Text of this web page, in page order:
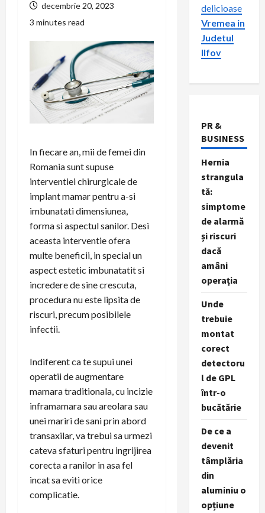
decembrie 20, 2023
3 minutes read
In fiecare an, mii de femei din
Romania sunt supuse
interventiei chirurgicale de
implant mamar pentru a-si
imbunatati dimensiunea,
forma si aspectul sanilor. Desi
aceasta interventie ofera
multe beneficii, in special un
aspect estetic imbunatatit si
incredere de sine crescuta,
procedura nu este lipsita de
riscuri, precum posibilele
infectii.
Indiferent ca te supui unei
operatii de augmentare
mamara traditionala, cu incizie
inframamara sau areolara sau
unei mariri de sani prin abord
transaxilar, va trebui sa urmezi
cateva sfaturi pentru ingrijirea
corecta a ranilor in asa fel
incat sa eviti orice
complicatie.
delicioase
Vremea in
Judetul
Ilfov
PR &
BUSINESS
Hernia
strangula
tă:
simptome
de alarmă
și riscuri
dacă
amâni
operația
Unde
trebuie
montat
corect
detectoru
l de GPL
într-o
bucătărie
De ce a
devenit
tâmplăria
din
aluminiu o
opțiune